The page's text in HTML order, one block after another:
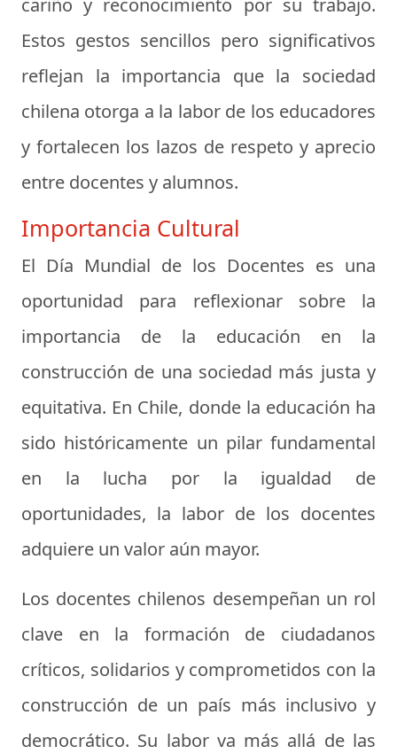
cariño y reconocimiento por su trabajo.
Estos gestos sencillos pero significativos
reflejan la importancia que la sociedad
chilena otorga a la labor de los educadores
y fortalecen los lazos de respeto y aprecio
entre docentes y alumnos.
Importancia Cultural
El Día Mundial de los Docentes es una
oportunidad para reflexionar sobre la
importancia de la educación en la
construcción de una sociedad más justa y
equitativa. En Chile, donde la educación ha
sido históricamente un pilar fundamental
en la lucha por la igualdad de
oportunidades, la labor de los docentes
adquiere un valor aún mayor.
Los docentes chilenos desempeñan un rol
clave en la formación de ciudadanos
críticos, solidarios y comprometidos con la
construcción de un país más inclusivo y
democrático. Su labor va más allá de las